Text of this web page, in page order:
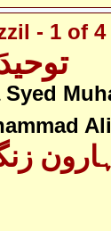
- 1 of 4
Syed